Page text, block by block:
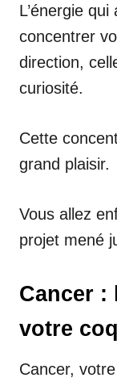
L’énergie
concentrer
direction,
curiosité.
Cette
grand plaisir.
Vous allez
projet mené
Cancer :
votre
Cancer,